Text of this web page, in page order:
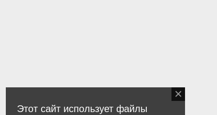
Этот сайт использует файлы